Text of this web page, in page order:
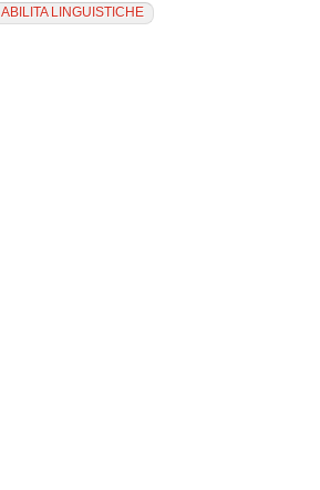
ABILITA LINGUISTICHE